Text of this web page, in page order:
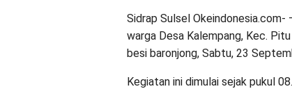
Sidrap Sulsel
warga Desa Kalempang, Kec.
besi baronjong, Sabtu, 23
Kegiatan ini dimulai sejak pukul